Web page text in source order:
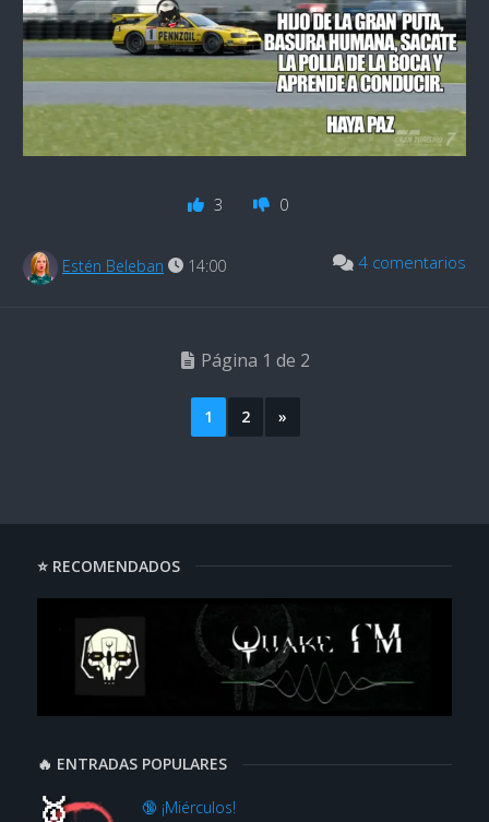
3 0
Estén Beleban 14:00 4 comentarios
Página 1 de 2
1 2 »
⭐ RECOMENDADOS
🔥 ENTRADAS POPULARES
🔞 ¡Miérculos!